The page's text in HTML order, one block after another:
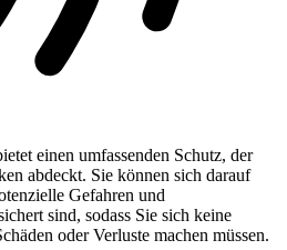
einen umfassenden Schutz, der
abdeckt. Sie können sich darauf
Gefahren und
sind, sodass Sie sich keine
oder Verluste machen müssen.